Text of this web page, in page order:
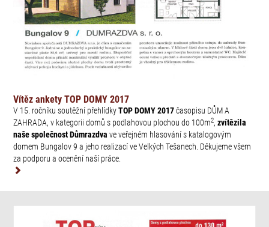
Vítěz ankety TOP DOMY 2017
V 15. ročníku soutěžní přehlídky TOP DOMY 2017časopisu DŮM A
ZAHRADA, v kategorii domů s podlahovou plochou do 100m2,zvítězila
naše společnost Důmrazdva ve veřejném hlasování s katalogovým
domem Bungalov 9 a jeho realizací ve Velkých Tešanech. Děkujeme všem
za podporu a ocenění naší práce.